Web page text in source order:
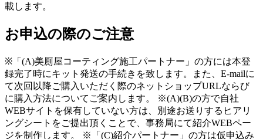
載します。
お申込の際のご注意
※「(A)美厠屋コーティング施工パートナー」の方には本登
録完了時にキット発送の手続きを致します。また、E-mailに
て次回以降ご購入いただく際のネットショップURLならび
に購入方法についてご案内します。 ※(A)(B)の方で自社
WEBサイトを保有していない方は、別途お送りするヒアリ
ングシートをご提出頂くことで、事務局にて紹介WEBペー
ジを制作します。 ※「(C)紹介パートナー」の方は仮申込み